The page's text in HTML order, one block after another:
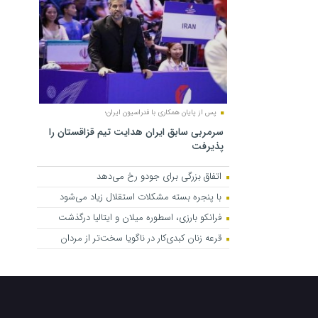
پس از پایان همکاری با فدراسیون ایران؛
سرمربی سابق ایران هدایت تیم قزاقستان را
پذیرفت
اتفاق بزرگی برای جودو رخ می‌دهد
با پنجره بسته مشکلات استقلال زیاد می‌شود
فرانکو بارزی، اسطوره میلان و ایتالیا درگذشت
قرعه زنان کبدی‌کار در ناگویا سخت‌تر از مردان